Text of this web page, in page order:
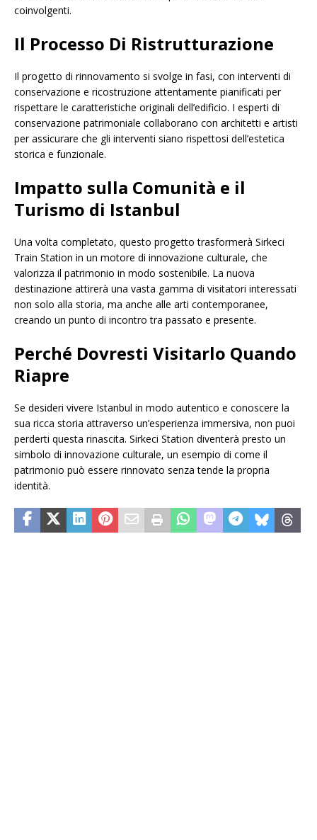
coinvolgenti.
Il Processo Di Ristrutturazione
Il progetto di rinnovamento si svolge in fasi, con interventi di
conservazione e ricostruzione attentamente pianificati per
rispettare le caratteristiche originali dell’edificio. I esperti di
conservazione patrimoniale collaborano con architetti e artisti
per assicurare che gli interventi siano rispettosi dell’estetica
storica e funzionale.
Impatto sulla Comunità e il
Turismo di Istanbul
Una volta completato, questo progetto trasformerà Sirkeci
Train Station in un motore di innovazione culturale, che
valorizza il patrimonio in modo sostenibile. La nuova
destinazione attirerà una vasta gamma di visitatori interessati
non solo alla storia, ma anche alle arti contemporanee,
creando un punto di incontro tra passato e presente.
Perché Dovresti Visitarlo Quando
Riapre
Se desideri vivere Istanbul in modo autentico e conoscere la
sua ricca storia attraverso un’esperienza immersiva, non puoi
perderti questa rinascita. Sirkeci Station diventerà presto un
simbolo di innovazione culturale, un esempio di come il
patrimonio può essere rinnovato senza tende la propria
identità.